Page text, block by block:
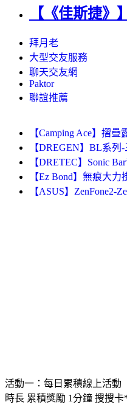
【《佳斯捷》
拜月老
大型交友服務
聊天交友網
Paktor
聯誼推薦
【Camping Ace】摺
【DREGEN】BL系
【DRETEC】Sonic
【Ez Bond】無痕大
【ASUS】ZenFone2-
活動一：每日累積線上活動
時長 累積獎勵 1分鐘 搜搜